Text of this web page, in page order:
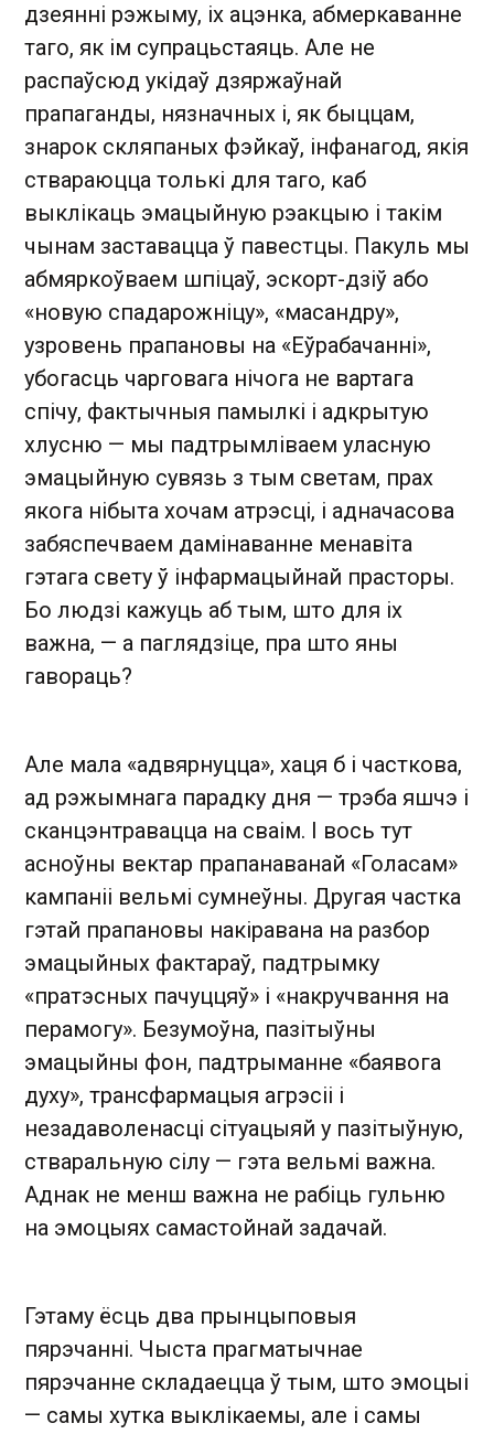
дзеянні рэжыму, іх ацэнка, абмеркаванне
таго, як ім супрацьстаяць. Але не
распаўсюд укідаў дзяржаўнай
прапаганды, нязначных і, як быццам,
знарок скляпаных фэйкаў, інфанагод, якія
ствараюцца толькі для таго, каб
выклікаць эмацыйную рэакцыю і такім
чынам заставацца ў павестцы. Пакуль мы
абмяркоўваем шпіцаў, эскорт-дзіў або
«новую спадарожніцу», «масандру»,
узровень прапановы на «Еўрабачанні»,
убогасць чарговага нічога не вартага
спічу, фактычныя памылкі і адкрытую
хлусню — мы падтрымліваем уласную
эмацыйную сувязь з тым светам, прах
якога нібыта хочам атрэсці, і адначасова
забяспечваем дамінаванне менавіта
гэтага свету ў інфармацыйнай прасторы.
Бо людзі кажуць аб тым, што для іх
важна, — а паглядзіце, пра што яны
гавораць?
Але мала «адвярнуцца», хаця б і часткова,
ад рэжымнага парадку дня — трэба яшчэ і
сканцэнтравацца на сваім. І вось тут
асноўны вектар прапанаванай «Голасам»
кампаніі вельмі сумнеўны. Другая частка
гэтай прапановы накіравана на разбор
эмацыйных фактараў, падтрымку
«пратэсных пачуццяў» і «накручвання на
перамогу». Безумоўна, пазітыўны
эмацыйны фон, падтрыманне «баявога
духу», трансфармацыя агрэсіі і
незадаволенасці сітуацыяй у пазітыўную,
стваральную сілу — гэта вельмі важна.
Аднак не менш важна не рабіць гульню
на эмоцыях самастойнай задачай.
Гэтаму ёсць два прынцыповыя
пярэчанні. Чыста прагматычнае
пярэчанне складаецца ў тым, што эмоцыі
— самы хутка выклікаемы, але і самы